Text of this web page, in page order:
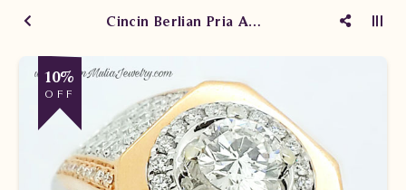
Cincin Berlian Pria ARMC.RK.R202177 tSDe
10%
OFF